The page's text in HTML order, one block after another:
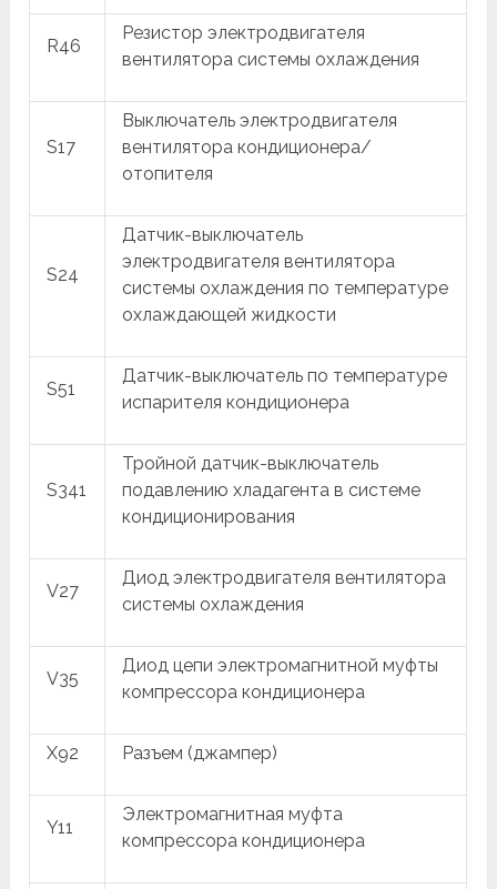
R46
Резистор электродвигателя
вентилятора системы охлаждения
S17
Выключатель электродвигателя
вентилятора кондиционера/
отопителя
S24
Датчик-выключатель
электродвигателя вентилятора
системы охлаждения по температуре
охлаждающей жидкости
S51
Датчик-выключатель по температуре
испарителя кондиционера
S341
Тройной датчик-выключатель
подавлению хладагента в системе
кондиционирования
V27
Диод электродвигателя вентилятора
системы охлаждения
V35
Диод цепи электромагнитной муфты
компрессора кондиционера
X92 Разъем (джампер)
Y11
Электромагнитная муфта
компрессора кондиционера